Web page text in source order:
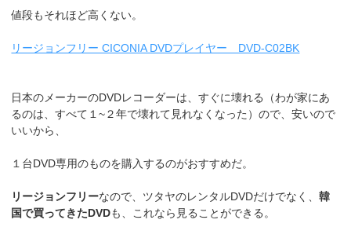
値段もそれほど高くない。
リージョンフリー CICONIA DVDプレイヤー DVD-C02BK
日本のメーカーのDVDレコーダーは、すぐに壊れる（わが家にあ
るのは、すべて１~２年で壊れて見れなくなった）ので、安いので
いいから、
１台DVD専用のものを購入するのがおすすめだ。
リージョンフリーなので、ツタヤのレンタルDVDだけでなく、韓
国で買ってきたDVDも、これなら見ることができる。